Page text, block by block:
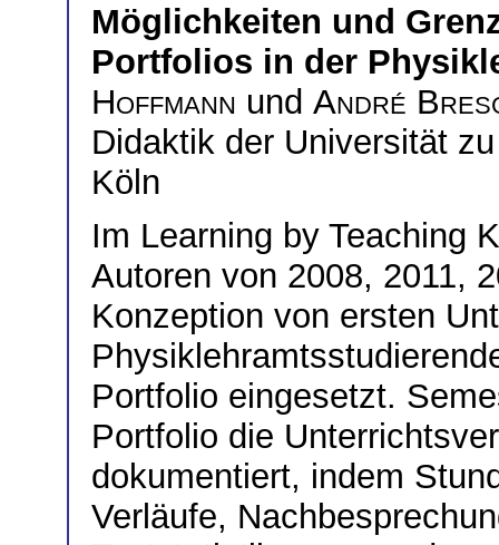
Möglichkeiten und
Portfolios in der
Hoffmann und André
Didaktik der Universität
Köln
Im Learning by Teaching
Autoren von 2008, 2011,
Konzeption von ersten
Portfolio eingesetzt.
Portfolio die
dokumentiert, indem
Verläufe,